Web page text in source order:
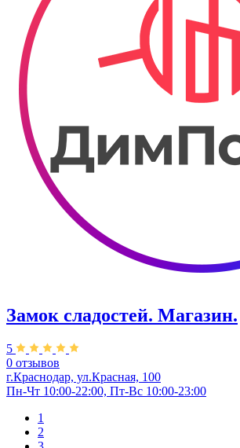
Замок сладостей. ​Магазин.
5
0 отзывов
г.Краснодар, ул.Красная, 100
Пн-Чт 10:00-22:00, Пт-Вс 10:00-23:00
1
2